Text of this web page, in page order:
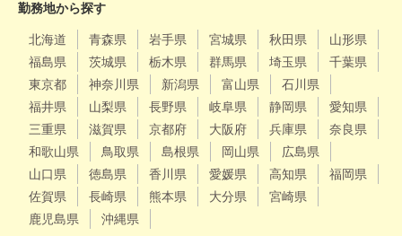
勤務地から探す
北海道 青森県 岩手県 宮城県 秋田県
山形県
福島県
茨城県 栃木県 群馬県 埼玉県
千葉県
東京都
神奈川県 新潟県 富山県
石川県
福井県
山梨県 長野県 岐阜県 静岡県
愛知県
三重県
滋賀県 京都府 大阪府 兵庫県
奈良県
和歌山県
鳥取県 島根県 岡山県
広島県
山口県
徳島県 香川県 愛媛県 高知県
福岡県
佐賀県
長崎県 熊本県 大分県
宮崎県
鹿児島県
沖縄県